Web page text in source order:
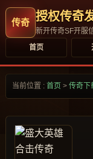
授权传奇
新开传奇SF开服
首页
当前位置 : 首页 > 传奇下